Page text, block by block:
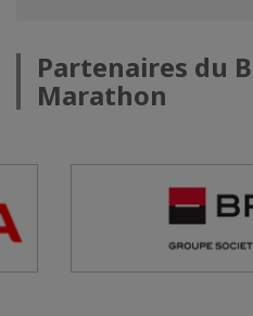
Partenaires du
Marathon